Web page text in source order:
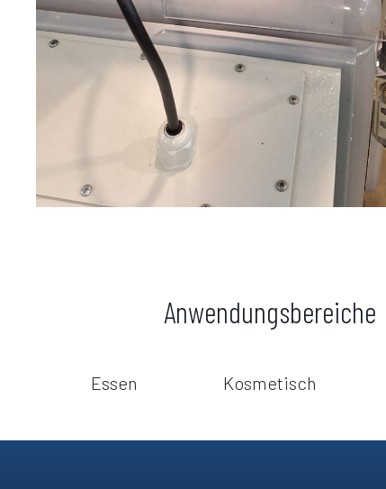
Anwendungsbereiche
Essen Kosmetisch